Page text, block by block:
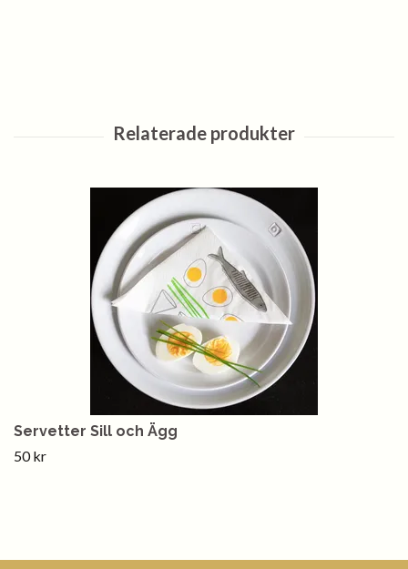
Servetter Sill och Ägg
50 kr